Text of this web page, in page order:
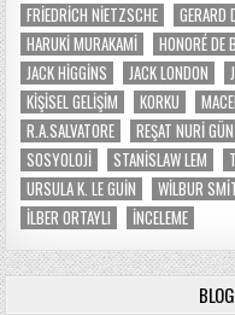
FRIEDRICH NIETZSCHE
GERARD
HARUKI MURAKAMI
HONORÉ DE
JACK HIGGINS
JACK LONDON
KIŞISEL GELIŞIM
KORKU
R.A.SALVATORE
REŞAT NURI
SOSYOLOJI
STANISLAW LEM
URSULA K. LE GUIN
WILBUR
İLBER ORTAYLI
İNCELEME